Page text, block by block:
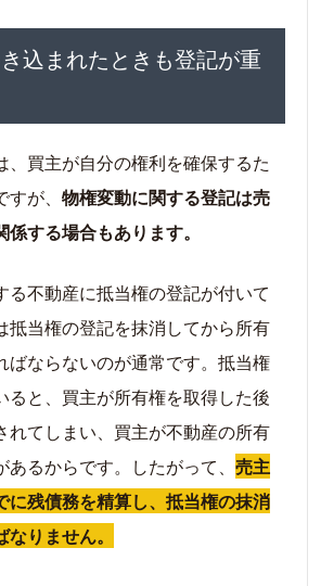
込まれたときも登記が重
、買主が自分の権利を確保するた
が、 物権変動に関する登記は売
する場合もあります。
る不動産に抵当権の登記が付いて
抵当権の登記を抹消してから所有
ばならないのが通常です。抵当権
ると、買主が所有権を取得した後
れてしまい、買主が不動産の所有
るからです。したがって、 売主
に残債務を精算し、抵当権の抹消
りません。